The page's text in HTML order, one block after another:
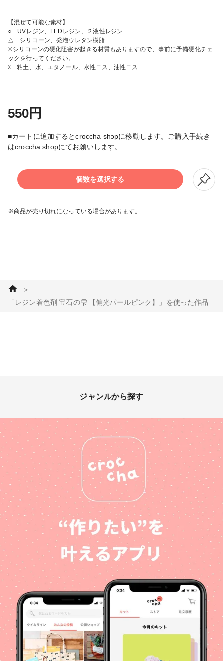
【混ぜて可能な素材】
○ UVレジン、LEDレジン、２液性レジン
△ シリコーン、発泡ウレタン樹脂
※シリコーンの硬化阻害が起きる材質もありますので、事前に予備硬化チェ
ックを行ってください。
☓ 粘土、水、エタノール、水性ニス、油性ニス
550円
■カートに追加するとcroccha shopに移動します。ご購入手続き
はcroccha shopにてお願いします。
個数を選択する
※商品が売り切れになっている場合があります。
＞
「レジン着色剤 宝石の雫 【偏光パールピンク】」を使った作品
ジャンルから探す